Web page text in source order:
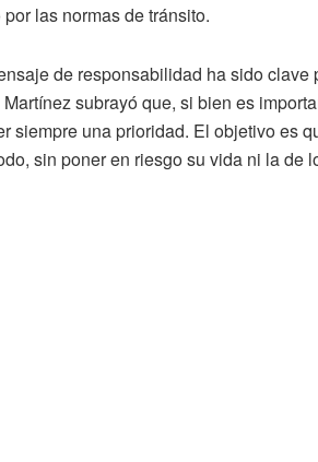
por las normas de tránsito.
de responsabilidad ha sido
subrayó que, si bien es
siempre una prioridad. El objetivo es
sin poner en riesgo su vida ni la de